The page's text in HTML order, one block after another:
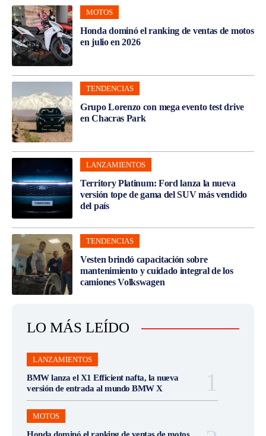
MOTOS
Honda dominó el ranking de ventas de motos
en julio en 2026
TENDENCIAS
Grupo Lorenzo con mega evento test drive
en Chacras Park
LANZAMIENTOS
Territory Platinum: Ford lanza la nueva
versión tope de gama del SUV más vendido
del país
TENDENCIAS
Vesten brindó capacitación sobre
mantenimiento y cuidado integral de los
camiones Volkswagen
LO MÁS LEÍDO
LANZAMIENTOS
BMW lanza el X1 Efficient nafta, la nueva
versión de entrada al mundo BMW X
MOTOS